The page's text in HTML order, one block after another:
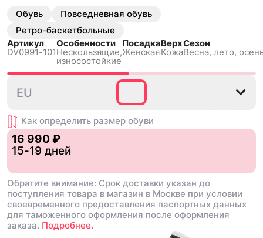
Обувь
Повседневная обувь
Ретро-баскетбольные
Артикул
DV0991-101
Особенности
Нескользящиe,
износостойкие
Посадка
Женская
Верх
Кожа
Сезон
Весна, лето,
38
EU
Как определить размер обуви
16 990 ₽
15-19 дней
Обратите внимание: Срок доставки указан до
поступления товара в магазин в Москве при условии
своевременного предоставления паспортных данных
для таможенного оформления после оформления
заказа. Подробнее.